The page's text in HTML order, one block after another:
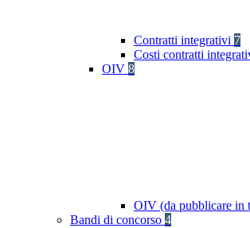
Contratti integrativi 7
Costi contratti
OIV 8
OIV (da pubblicare in
Bandi di concorso 4